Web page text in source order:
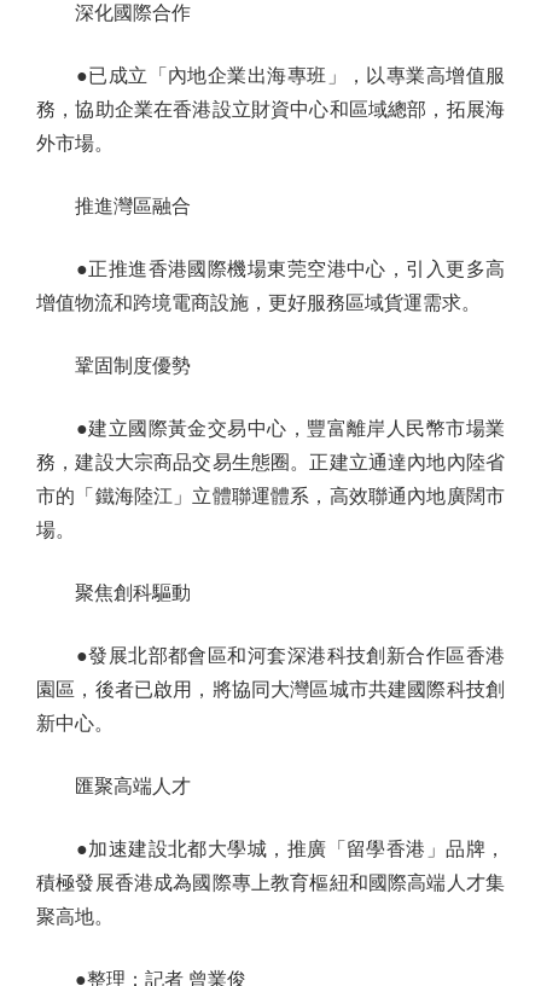
深化國際合作
●已成立「內地企業出海專班」，以專業高增值服
務，協助企業在香港設立財資中心和區域總部，拓展海
外市場。
推進灣區融合
●正推進香港國際機場東莞空港中心，引入更多高
增值物流和跨境電商設施，更好服務區域貨運需求。
鞏固制度優勢
●建立國際黃金交易中心，豐富離岸人民幣市場業
務，建設大宗商品交易生態圈。正建立通達內地內陸省
市的「鐵海陸江」立體聯運體系，高效聯通內地廣闊市
場。
聚焦創科驅動
●發展北部都會區和河套深港科技創新合作區香港
園區，後者已啟用，將協同大灣區城市共建國際科技創
新中心。
匯聚高端人才
●加速建設北都大學城，推廣「留學香港」品牌，
積極發展香港成為國際專上教育樞紐和國際高端人才集
聚高地。
●整理：記者 曾業俊